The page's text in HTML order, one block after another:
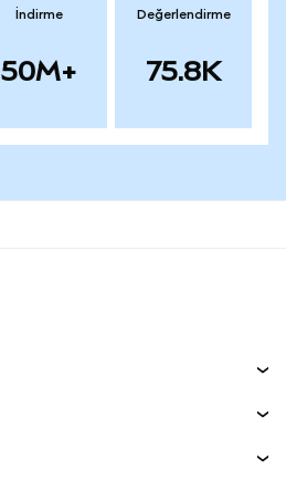
İndirme
50M+
Değerlendirme
75.8K